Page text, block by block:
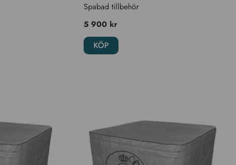
Spabad tillbehör
5 900 kr
KÖP